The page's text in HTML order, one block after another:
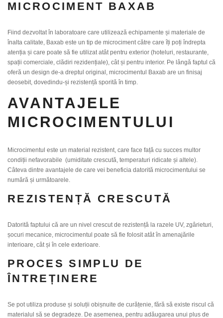
MICROCIMENT BAXAB
Fiind dezvoltat în laboratoare care utilizează echipamente și materiale de
înalta calitate, Baxab este un tip de microciment către care îți poți îndrepta
atenția și care poate să fie utilizat atât pentru exterior (hoteluri, restaurante,
spații comerciale, clădiri rezidențiale), cât și pentru interior. Pe lângă faptul că
oferă un design de-a dreptul original, microcimentul Baxab are un finisaj
deosebit, dovedindu-și rezistență sporită în timp.
AVANTAJELE
MICROCIMENTULUI
Microcimentul este un material rezistent, care face față cu succes multor
condiții nefavorabile (umiditate crescută, temperaturi ridicate și altele).
Câteva dintre avantajele de care vei beneficia datorită microcimentului se
numără și următoarele.
REZISTENȚĂ CRESCUTĂ
Datorită faptului că are un nivel crescut de rezistență la razele UV, zgârieturi,
șocuri mecanice, microcimentul poate să fie folosit atât în amenajările
interioare, cât și în cele exterioare.
PROCES SIMPLU DE
ÎNTREȚINERE
Se pot utiliza produse și soluții obișnuite de curățenie, fără să existe riscul că
materialul să se degradeze. De asemenea, pentru adăugarea unui plus de